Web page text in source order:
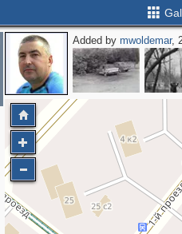
Added bymwoldemar,